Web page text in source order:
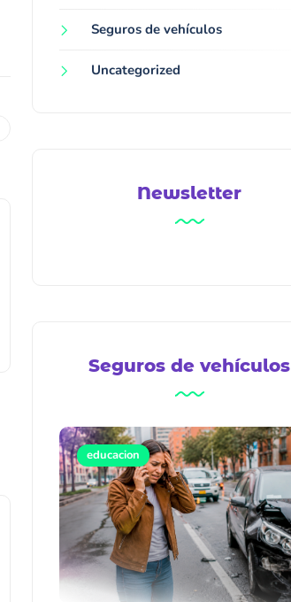
Seguros de vehículos
Uncategorized
Newsletter
Seguros de vehículos
educacion